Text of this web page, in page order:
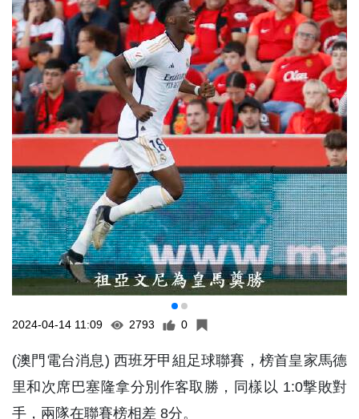
2024-04-14 11:09 2793 0
(澳門電台消息) 西班牙甲組足球聯賽，榜首皇家馬德
里和次席巴塞隆拿分別作客取勝，同樣以 1:0撃敗對
手，兩隊在聯賽榜相差 8分。